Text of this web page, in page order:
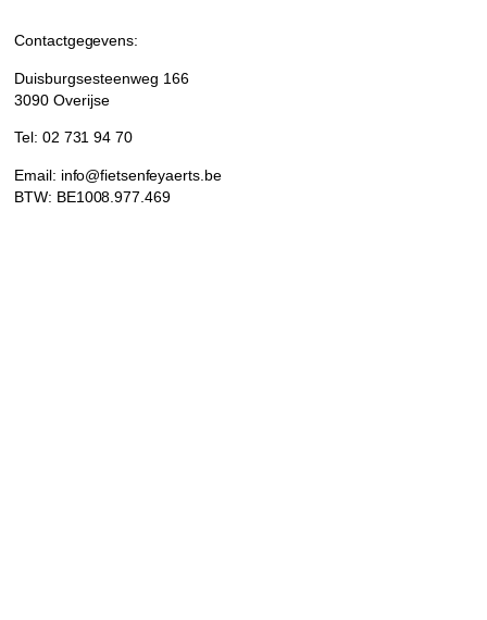
Contactgegevens:
Duisburgsesteenweg 166
3090 Overijse
Tel: 02 731 94 70
Email: info@fietsenfeyaerts.be
BTW: BE1008.977.469